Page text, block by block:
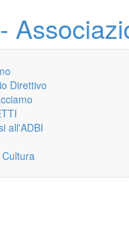
Direttivo
all'ADBI